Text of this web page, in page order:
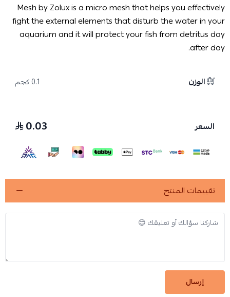
Mesh by Zolux is a micro mesh that helps you effectively
fight the external elements that disturb the water in your
aquarium and it will protect your fish from detritus day
after day.
الوزن 0.1 كجم
السعر 0.03
تقييمات المنتج
إرسال